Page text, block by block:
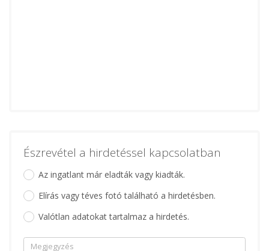
Észrevétel a hirdetéssel kapcsolatban
Az ingatlant már eladták vagy kiadták.
Elírás vagy téves fotó található a hirdetésben.
Valótlan adatokat tartalmaz a hirdetés.